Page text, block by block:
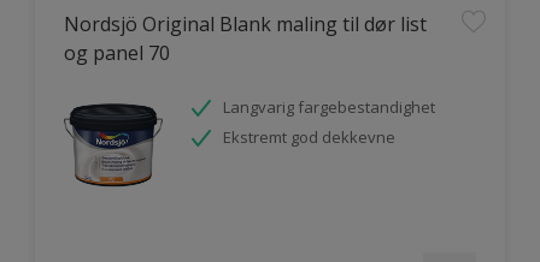
Nordsjö Original Blank maling til dør list
og panel 70
Langvarig fargebestandighet
Ekstremt god dekkevne